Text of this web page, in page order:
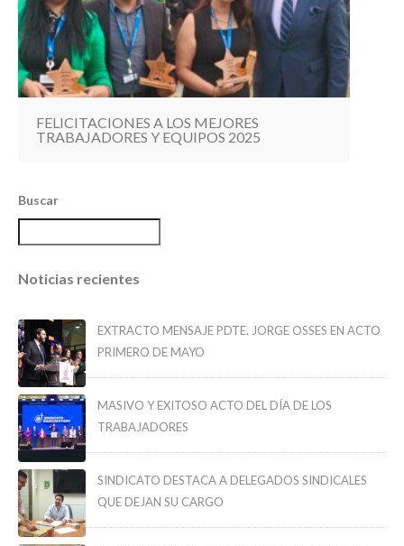
FELICITACIONES A LOS MEJORES
TRABAJADORES Y EQUIPOS 2025
Buscar
Noticias recientes
EXTRACTO MENSAJE PDTE. JORGE OSSES EN ACTO
PRIMERO DE MAYO
MASIVO Y EXITOSO ACTO DEL DÍA DE LOS
TRABAJADORES
SINDICATO DESTACA A DELEGADOS SINDICALES
QUE DEJAN SU CARGO